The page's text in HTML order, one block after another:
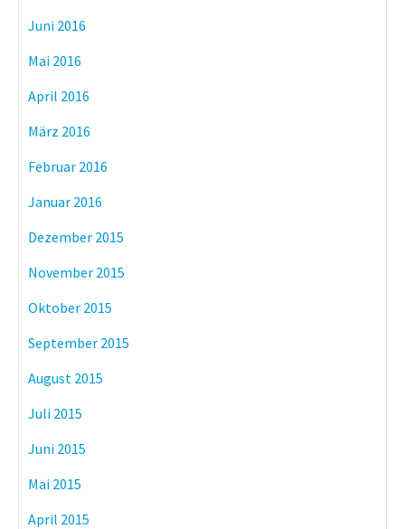
Juni 2016
Mai 2016
April 2016
März 2016
Februar 2016
Januar 2016
Dezember 2015
November 2015
Oktober 2015
September 2015
August 2015
Juli 2015
Juni 2015
Mai 2015
April 2015